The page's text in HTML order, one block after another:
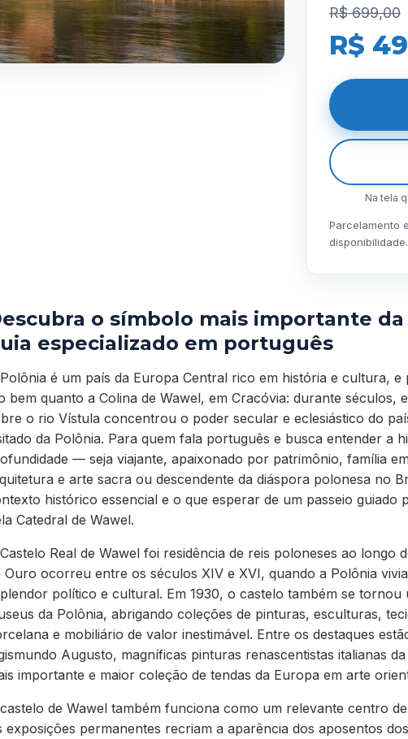
R$ 699,00
R$
Na tela
Parcelamento
disponibilidade.
o símbolo mais importante
especializado em português
é um país da Europa Central rico em história e cultura,
bem quanto a Colina de Wawel, em Cracóvia: durante séculos,
o rio Vístula concentrou o poder secular e eclesiástico do
da Polônia. Para quem fala português e busca entender a
— seja viajante, apaixonado por patrimônio, família
e arte sacra ou descendente da diáspora polonesa no
histórico essencial e o que esperar de um passeio guiado
Catedral de Wawel.
Real de Wawel foi residência de reis poloneses ao longo
Ouro ocorreu entre os séculos XIV e XVI, quando a Polônia
político e cultural. Em 1930, o castelo também se tornou
da Polônia, abrigando coleções de pinturas, esculturas,
e mobiliário de valor inestimável. Entre os destaques
Augusto, magníficas pinturas renascentistas italianas
importante e maior coleção de tendas da Europa em arte
de Wawel também funciona como um relevante centro
exposições permanentes recriam a aparência dos aposentos